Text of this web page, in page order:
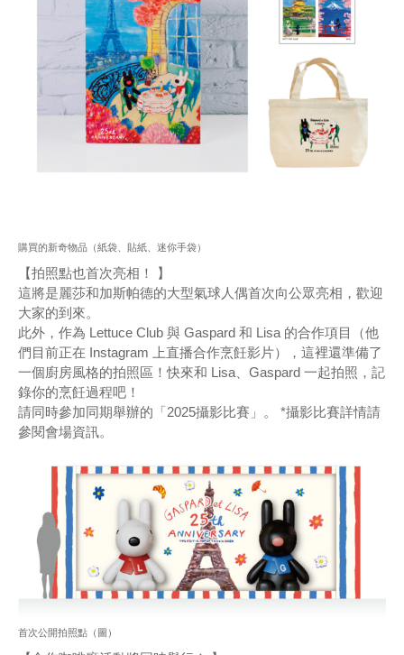
購買的新奇物品（紙袋、貼紙、迷你手袋）
【拍照點也首次亮相！ 】
這將是麗莎和加斯帕德的大型氣球人偶首次向公眾亮相，歡迎
大家的到來。
此外，作為 Lettuce Club 與 Gaspard 和 Lisa 的合作項目（他
們目前正在 Instagram 上直播合作烹飪影片），這裡還準備了
一個廚房風格的拍照區！快來和 Lisa、Gaspard 一起拍照，記
錄你的烹飪過程吧！
請同時參加同期舉辦的「2025攝影比賽」。 *攝影比賽詳情請
參閱會場資訊。
首次公開拍照點（圖）